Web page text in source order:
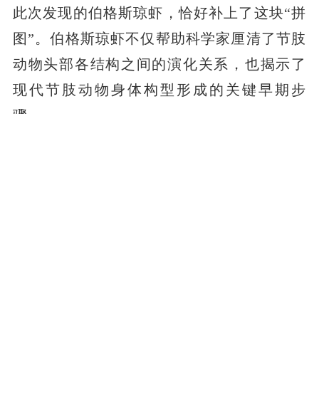
此次发现的伯格斯琼虾，恰好补上了这块“拼
图”。伯格斯琼虾不仅帮助科学家厘清了节肢
动物头部各结构之间的演化关系，也揭示了
现代节肢动物身体构型形成的关键早期步
骤。